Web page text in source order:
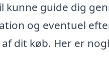
kunne guide dig
og eventuel
dit køb. Her er